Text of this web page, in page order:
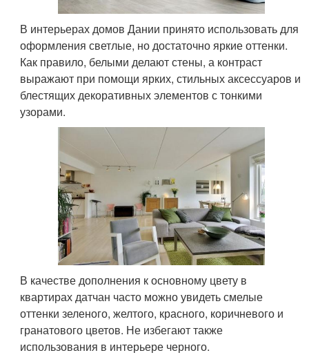
В интерьерах домов Дании принято использовать для
оформления светлые, но достаточно яркие оттенки.
Как правило, белыми делают стены, а контраст
выражают при помощи ярких, стильных аксессуаров и
блестящих декоративных элементов с тонкими
узорами.
В качестве дополнения к основному цвету в
квартирах датчан часто можно увидеть смелые
оттенки зеленого, желтого, красного, коричневого и
гранатового цветов. Не избегают также
использования в интерьере черного.